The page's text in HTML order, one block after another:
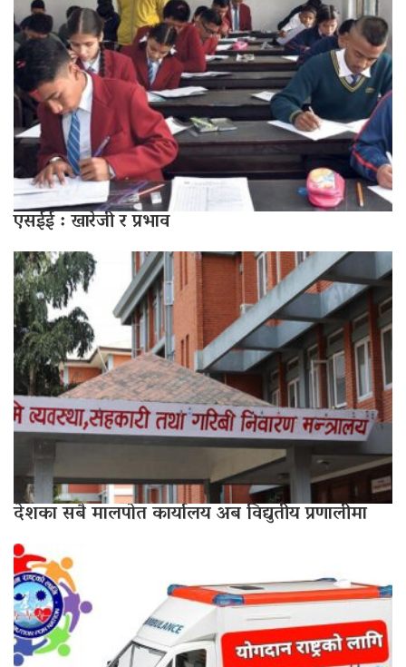
एसईई : खारेजी र प्रभाव
देशका सबै मालपोत कार्यालय अब विद्युतीय प्रणालीमा